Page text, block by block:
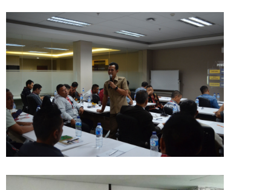
PEMBERIAN MATERI JNTC